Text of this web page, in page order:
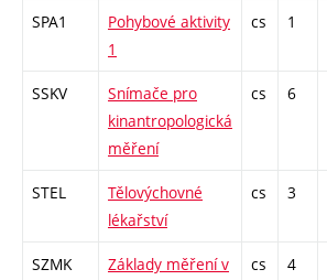
SPA1
Pohybové aktivity
1
cs 1
SSKV
Snímače pro
kinantropologická
měření
cs 6
STEL
Tělovýchovné
lékařství
cs 3
SZMK
Základy měření v
cs 4